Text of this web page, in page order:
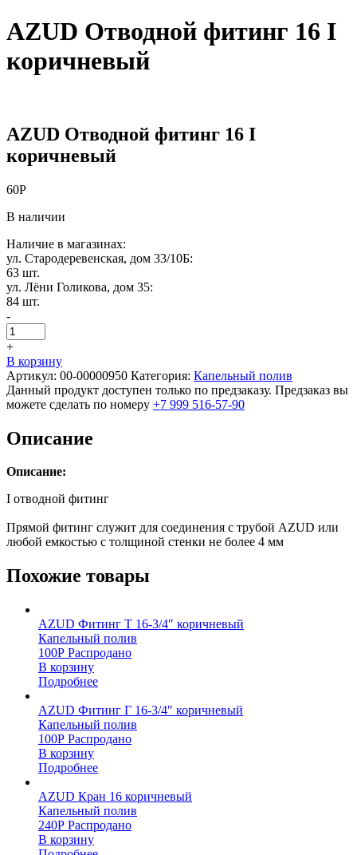
AZUD Отводной фитинг 16 I
коричневый
AZUD Отводной фитинг 16 I
коричневый
60Р
В наличии
Наличие в магазинах:
ул. Стародеревенская, дом 33/10Б:
63 шт.
ул. Лёни Голикова, дом 35:
84 шт.
-
+
В корзину
Артикул: 00-00000950 Категория: Капельный полив
Данный продукт доступен только по предзаказу. Предзаказ вы
можете сделать по номеру +7 999 516-57-90
Описание
Описание:
I отводной фитинг
Прямой фитинг служит для соединения с трубой AZUD или
любой емкостью с толщиной стенки не более 4 мм
Похожие товары
AZUD Фитинг Т 16-3/4″ коричневый
Капельный полив
100Р Распродано
В корзину
Подробнее
AZUD Фитинг Г 16-3/4″ коричневый
Капельный полив
100Р Распродано
В корзину
Подробнее
AZUD Кран 16 коричневый
Капельный полив
240Р Распродано
В корзину